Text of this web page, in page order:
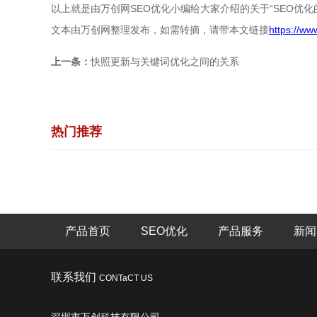
以上就是由万创网SEO优化小编给大家介绍的关于“SEO优
文本由万创网整理发布，如需转摘，请带本文链接https://
上一条：快照更新与关键词优化之间的关系
热门推荐
产品首页 SEO优化 产品服务 新
联系我们 CONTaCT US